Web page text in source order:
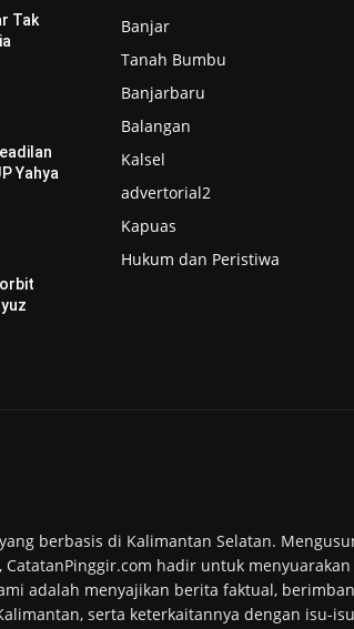
Tak
Yahya
Banjar
Tanah Bumbu
Banjarbaru
Balangan
Kalsel
advertorial2
Kapuas
Hukum dan Peristiwa
berbasis di Kalimantan Selatan.
hadir untuk
adalah menyajikan berita faktual,
serta keterkaitannya dengan isu-isu